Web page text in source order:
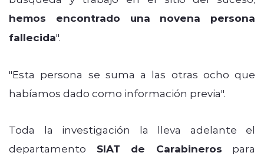
hemos encontrado una novena persona
fallecida".
"Esta persona se suma a las otras ocho que
habíamos dado como información previa".
Toda la investigación la lleva adelante el
departamento SIAT de Carabineros para